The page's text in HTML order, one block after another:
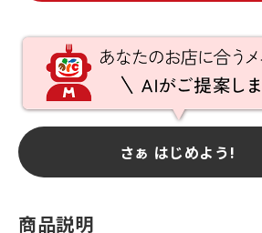
さぁ はじめよう!
商品説明